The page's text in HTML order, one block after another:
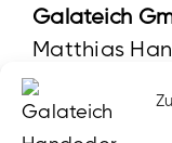
Galateich
Matthias
3910 Zwettl